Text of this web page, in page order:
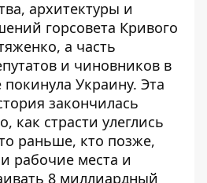
архитектуры и
горсовета Кривого
а часть
и чиновников в
Украину. Эта
закончилась
как страсти улеглись
раньше, кто позже,
рабочие места и
8 миллиардный